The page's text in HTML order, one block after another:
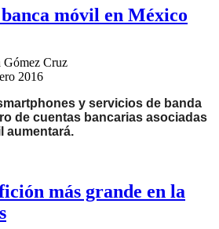
móvil en México
Gómez Cruz
2016
y servicios de banda
de cuentas bancarias asociadas
aumentará.
más grande en la